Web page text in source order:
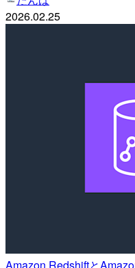
2026.02.25
Amazon Redshiftと